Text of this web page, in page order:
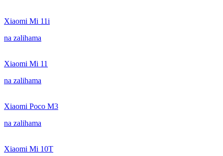
Xiaomi Mi 11i
na zalihama
Xiaomi Mi 11
na zalihama
Xiaomi Poco M3
na zalihama
Xiaomi Mi 10T